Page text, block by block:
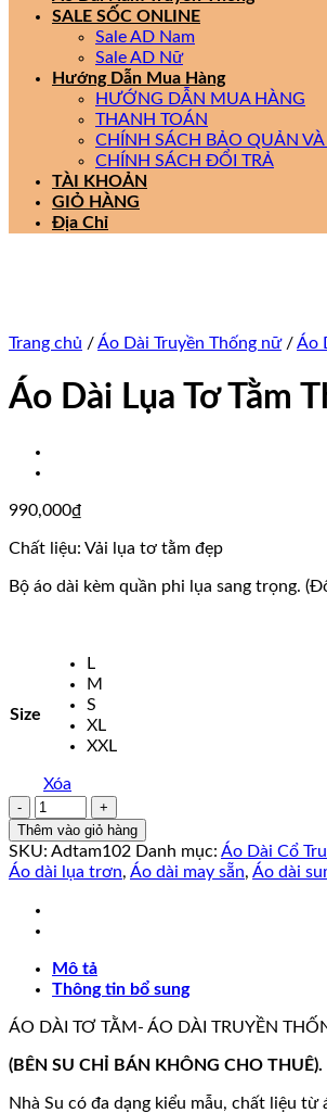
SALE SỐC ONLINE
Sale AD Nam
Sale AD Nữ
Hướng Dẫn Mua Hàng
HƯỚNG DẪN MUA HÀNG
THANH TOÁN
CHÍNH SÁCH BẢO QUẢN VÀ
CHÍNH SÁCH ĐỔI TRẢ
TÀI KHOẢN
GIỎ HÀNG
Địa Chỉ
Trang chủ /Áo Dài Truyền Thống nữ /Áo
Áo Dài Lụa Tơ Tằm
990,000₫
Chất liệu: Vải lụa tơ tằm đẹp
Bộ áo dài kèm quần phi lụa sang trọng.
Size
L
M
S
XL
XXL
Xóa
Áo
Dài
Lụa
Tơ
Thiết
Kế
loe
PHƯƠNG
kèm
số
lượng
Thêm vào giỏ hàng
SKU: Adtam102 Danh mục: Áo Dài Cổ
Áo dài lụa trơn, Áo dài may sẵn, Áo dài
Mô tả
Thông tin bổ sung
ÁO DÀI TƠ TẰM- ÁO DÀI TRUYỀN
(BÊN SU CHỈ BÁN KHÔNG CHO THUÊ).
Nhà Su có đa dạng kiểu mẫu, chất liệu